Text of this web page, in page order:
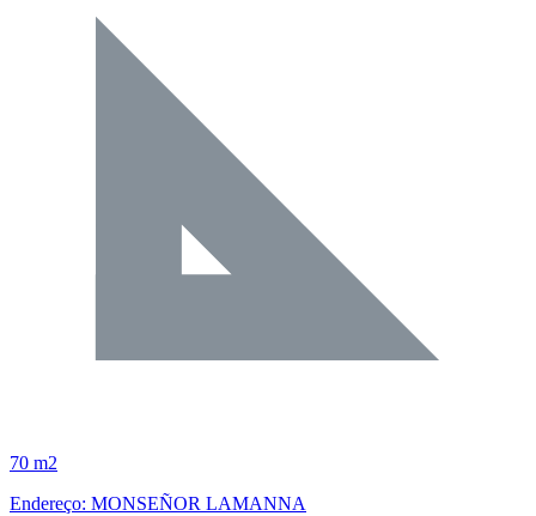
70 m2
Endereço: MONSEÑOR LAMANNA